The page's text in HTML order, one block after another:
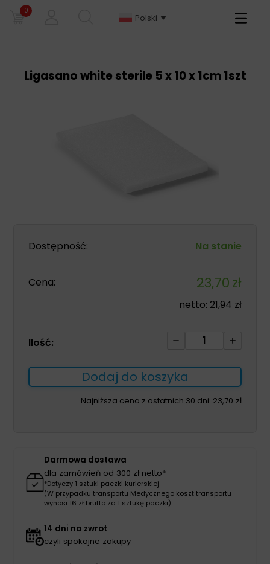
0
Polski
Primary
Ligasano white sterile 5 x 10 x 1cm 1szt
Dostępność: Na stanie
Cena: 23,70zł
netto: 21,94 zł
Ilość:
ilość
white
sterile
5
Dodaj do koszyka
Najniższa cena z ostatnich 30 dni: 23,70 zł
Darmowa dostawa
dla zamówień od 300 zł netto*
*Dotyczy 1 sztuki paczki kurierskiej
(W przypadku transportu Medycznego koszt transportu
wynosi 16 zł brutto za 1 sztukę paczki)
14 dni na zwrot
czyli spokojne zakupy